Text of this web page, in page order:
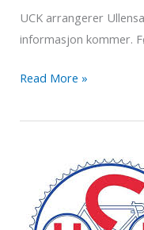
UCK arrangerer
informasjon kommer.
Ullensaker
2020
Read More »